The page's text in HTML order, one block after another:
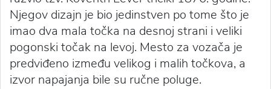
Njegov dizajn je bio jedinstven po tome što je
imao dva mala točka na desnoj strani i veliki
pogonski točak na levoj. Mesto za vozača je
predviđeno između velikog i malih točkova, a
izvor napajanja bile su ručne poluge.